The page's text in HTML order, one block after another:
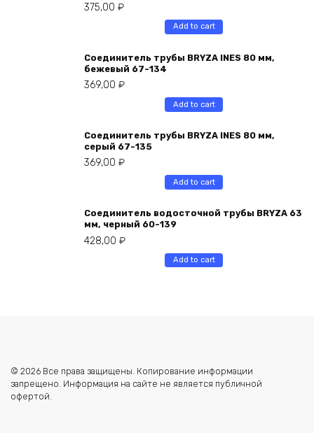
375,00 ₽
Add to cart
Соединитель трубы BRYZA INES 80 мм,
бежевый 67-134
369,00 ₽
Add to cart
Соединитель трубы BRYZA INES 80 мм,
серый 67-135
369,00 ₽
Add to cart
Соединитель водосточной трубы BRYZA 63
мм, черный 60-139
428,00 ₽
Add to cart
© 2026 Все права защищены. Копирование информации
запрещено. Информация на сайте не является публичной
офертой.